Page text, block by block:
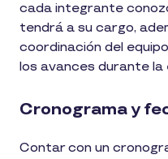
cada integrante
tendrá a su cargo,
coordinación del
los avances durante
Cronograma y
Contar con un